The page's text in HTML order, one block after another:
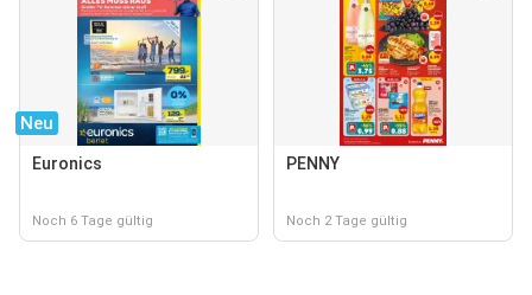
Neu
Euronics
Noch 6 Tage gültig
PENNY
Noch 2 Tage gültig